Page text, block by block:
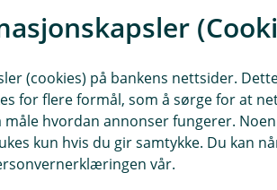
i de fleste av forsikringene
(cookies) på bankens nettsider.
for flere formål, som å sørge for at
måle hvordan annonser fungerer.
kun hvis du gir samtykke. Du kan
vår.